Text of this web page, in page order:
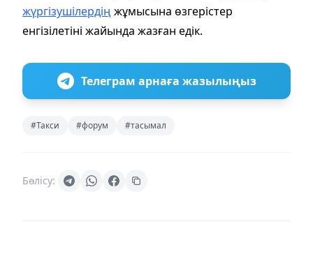
жүргізушілердің жұмысына өзгерістер
енгізілетіні жайында жазған едік.
Телеграм арнаға жазылыңыз
#Такси #форум #тасымал
Бөлісу: